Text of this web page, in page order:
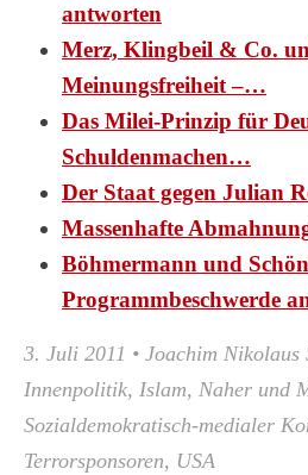
antworten
Merz, Klingbeil & Co.
Meinungsfreiheit –…
Das Milei-Prinzip für
Schuldenmachen…
Der Staat gegen Julian
Massenhafte
Böhmermann und
Programmbeschwerde
3. Juli 2011 • Joachim Nikolaus
Innenpolitik, Islam, Naher und
Sozialdemokratisch-medialer
Terrorsponsoren, USA